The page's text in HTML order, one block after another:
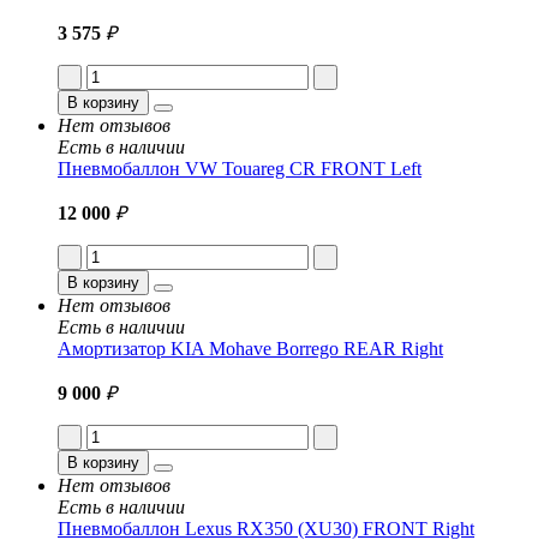
3 575 ₽
В корзину
Нет отзывов
Есть в наличии
Пневмобаллон VW Touareg CR FRONT Left
12 000 ₽
В корзину
Нет отзывов
Есть в наличии
Амортизатор KIA Mohave Borrego REAR Right
9 000 ₽
В корзину
Нет отзывов
Есть в наличии
Пневмобаллон Lexus RX350 (XU30) FRONT Right